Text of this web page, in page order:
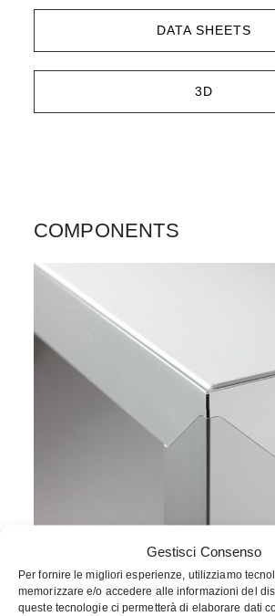
Gestisci Consenso
Per fornire le migliori esperienze, utilizziamo
memorizzare e/o accedere alle informazioni del
queste tecnologie ci permetterà di elaborare dati
DATA SHEETS
3D
COMPONENTS